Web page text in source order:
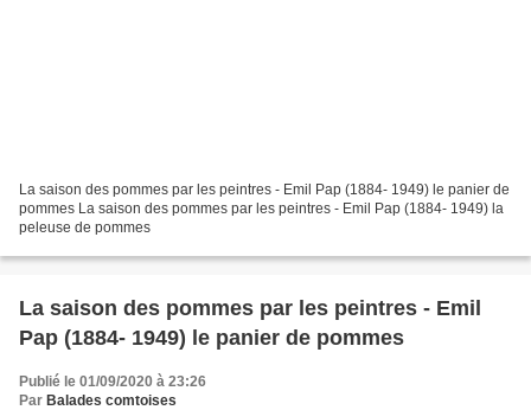
La saison des pommes par les peintres - Emil Pap (1884- 1949) le panier de
pommes La saison des pommes par les peintres - Emil Pap (1884- 1949) la
peleuse de pommes
La saison des pommes par les peintres - Emil
Pap (1884- 1949) le panier de pommes
Publié le 01/09/2020 à 23:26
Par Balades comtoises